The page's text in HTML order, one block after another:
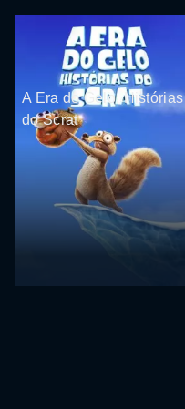
A Era do Gelo: Histórias
do Scrat